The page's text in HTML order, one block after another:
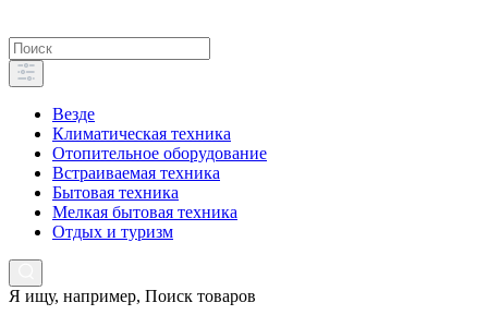
Везде
Климатическая техника
Отопительное оборудование
Встраиваемая техника
Бытовая техника
Мелкая бытовая техника
Отдых и туризм
Я ищу, например, Поиск товаров